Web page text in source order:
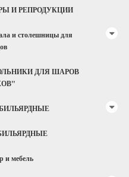
И РЕПРОДУКЦИИ
и столешницы для
ДЛЯ ШАРОВ
и мебель